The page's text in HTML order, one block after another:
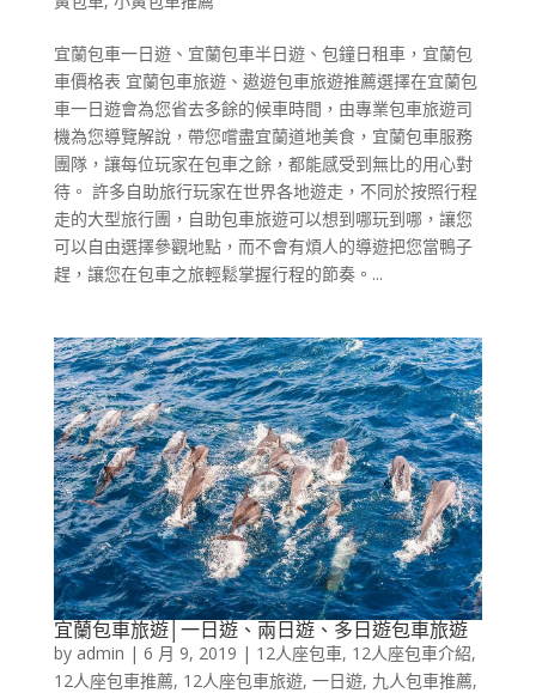
宜蘭包車一日遊、宜蘭包車半日遊、包鐘日租車，宜蘭包
車價格表 宜蘭包車旅遊、遨遊包車旅遊推薦選擇在宜蘭包
車一日遊會為您省去多餘的候車時間，由專業包車旅遊司
機為您導覽解說，帶您嚐盡宜蘭道地美食，宜蘭包車服務
團隊，讓每位玩家在包車之餘，都能感受到無比的用心對
待。 許多自助旅行玩家在世界各地遊走，不同於按照行程
走的大型旅行團，自助包車旅遊可以想到哪玩到哪，讓您
可以自由選擇參觀地點，而不會有煩人的導遊把您當鴨子
趕，讓您在包車之旅輕鬆掌握行程的節奏。...
宜蘭包車旅遊│一日遊、兩日遊、多日遊包車旅遊
by admin | 6 月 9, 2019 | 12人座包車, 12人座包車介紹,
12人座包車推薦, 12人座包車旅遊, 一日遊, 九人包車推薦,